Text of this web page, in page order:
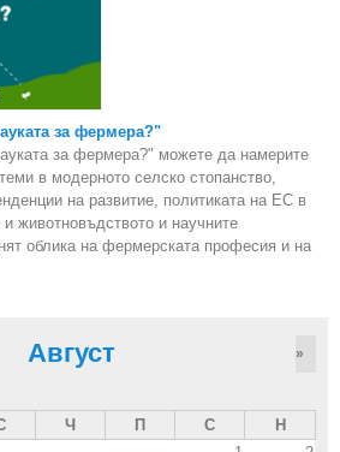
за фермера?"
за фермера?" можете да намерите
в модерното селско стопанство,
на развитие, политиката на ЕС в
животновъдството и научните
облика на фермерската професия и на
Август »
Ч П С
Н